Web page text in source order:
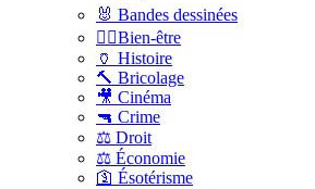
🐰 Bandes dessinées
🧑‍⚕️Bien-être
🏺 Histoire
🔨 Bricolage
🎥 Cinéma
🔫 Crime
⚖️ Droit
⚖️ Économie
🛐 Ésotérisme